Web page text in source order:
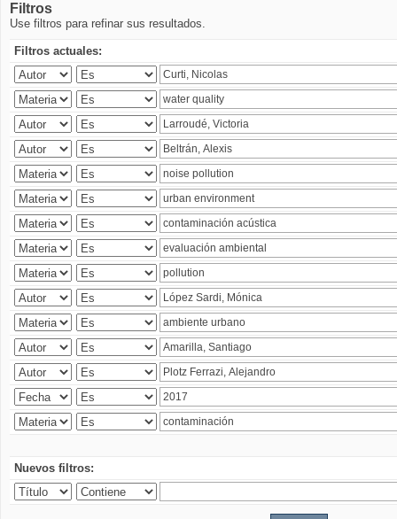
Filtros
Use filtros para refinar sus resultados.
Filtros actuales:
Nuevos filtros: